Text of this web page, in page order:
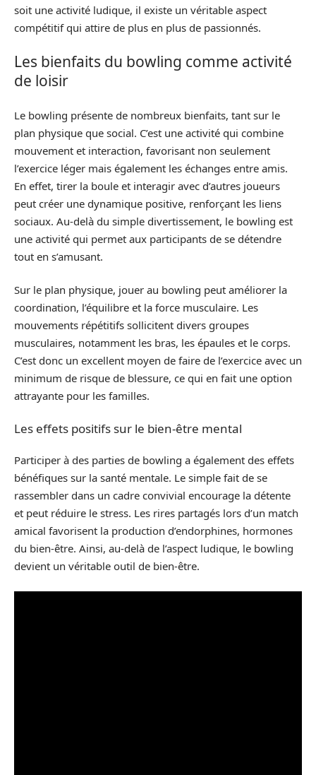
soit une activité ludique, il existe un véritable aspect
compétitif qui attire de plus en plus de passionnés.
Les bienfaits du bowling comme activité
de loisir
Le bowling présente de nombreux bienfaits, tant sur le
plan physique que social. C’est une activité qui combine
mouvement et interaction, favorisant non seulement
l’exercice léger mais également les échanges entre amis.
En effet, tirer la boule et interagir avec d’autres joueurs
peut créer une dynamique positive, renforçant les liens
sociaux. Au-delà du simple divertissement, le bowling est
une activité qui permet aux participants de se détendre
tout en s’amusant.
Sur le plan physique, jouer au bowling peut améliorer la
coordination, l’équilibre et la force musculaire. Les
mouvements répétitifs sollicitent divers groupes
musculaires, notamment les bras, les épaules et le corps.
C’est donc un excellent moyen de faire de l’exercice avec un
minimum de risque de blessure, ce qui en fait une option
attrayante pour les familles.
Les effets positifs sur le bien-être mental
Participer à des parties de bowling a également des effets
bénéfiques sur la santé mentale. Le simple fait de se
rassembler dans un cadre convivial encourage la détente
et peut réduire le stress. Les rires partagés lors d’un match
amical favorisent la production d’endorphines, hormones
du bien-être. Ainsi, au-delà de l’aspect ludique, le bowling
devient un véritable outil de bien-être.